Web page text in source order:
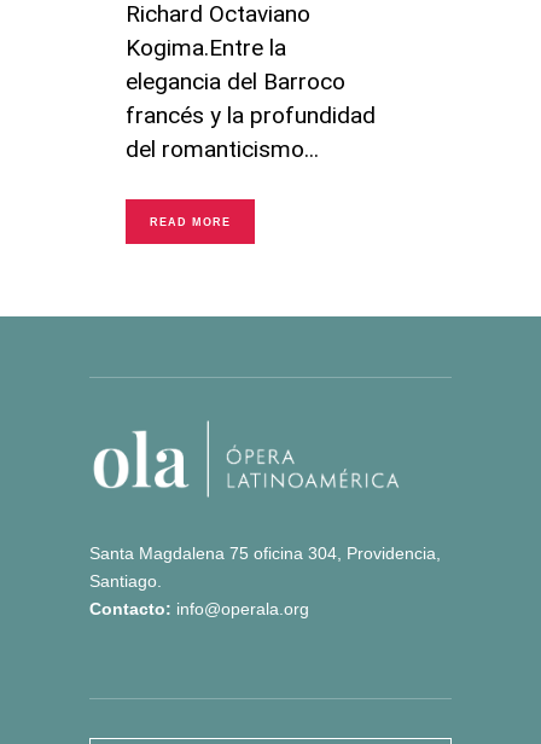
Richard Octaviano
Kogima.Entre la
elegancia del Barroco
francés y la profundidad
del romanticismo
READ MORE
Santa Magdalena 75 oficina 304, Providencia,
Santiago.
Contacto: info@operala.org